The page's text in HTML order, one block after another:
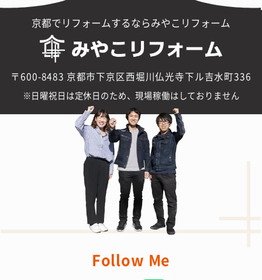
京都でリフォームするならみやこリフォーム
〒600-8483 京都市下京区西堀川仏光寺下ル吉水町336
日曜祝日は定休日のため、現場稼働はしておりません
Follow Me